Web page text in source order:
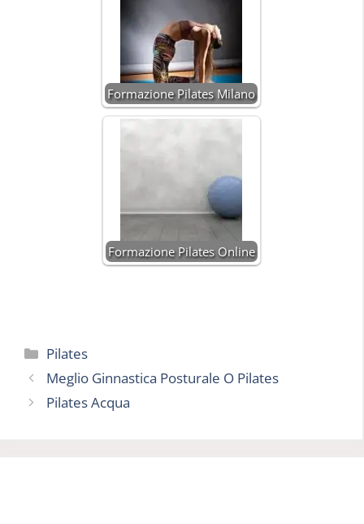
Formazione Pilates Milano
Formazione Pilates Online
Categorie
Pilates
Meglio Ginnastica Posturale O Pilates
Pilates Acqua